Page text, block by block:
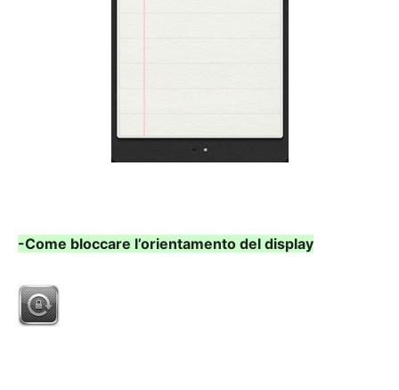
-Come bloccare l’orientamento del display